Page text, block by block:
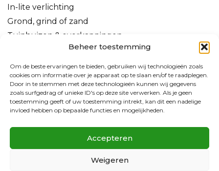
Beheer toestemming
Om de beste ervaringen te bieden, gebruiken wij technologieën zoals
cookies om informatie over je apparaat op te slaan en/of te raadplegen.
Door in te stemmen met deze technologieën kunnen wij gegevens
zoals surfgedrag of unieke ID's op deze site verwerken. Als je geen
toestemming geeft of uw toestemming intrekt, kan dit een nadelige
invloed hebben op bepaalde functies en mogelijkheden.
Accepteren
Weigeren
In-lite verlichting
Grond, grind of zand
Tuinhuizen & overkappingen